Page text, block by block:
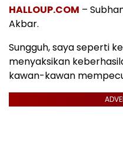
HALLOUP.COM –
Akbar.
Sungguh, saya seperti
menyaksikan
kawan-kawan